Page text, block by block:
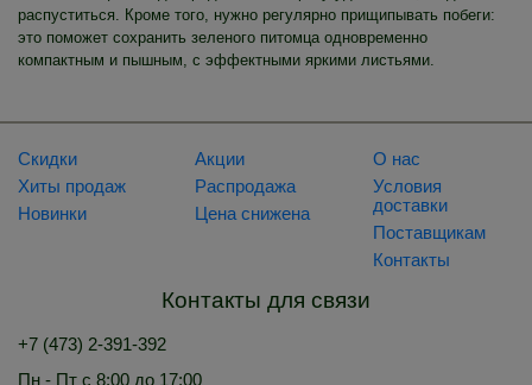
распуститься. Кроме того, нужно регулярно прищипывать побеги:
это поможет сохранить зеленого питомца одновременно
компактным и пышным, с эффектными яркими листьями.
Скидки
Хиты продаж
Новинки
Акции
Распродажа
Цена снижена
О нас
Условия
доставки
Поставщикам
Контакты
Контакты для связи
+7 (473) 2-391-392
Пн - Пт с 8:00 до 17:00